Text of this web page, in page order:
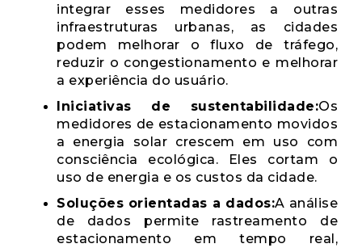
integrar esses medidores a outras
infraestruturas urbanas, as cidades
podem melhorar o fluxo de tráfego,
reduzir o congestionamento e melhorar
a experiência do usuário.
Iniciativas de sustentabilidade:Os
medidores de estacionamento movidos
a energia solar crescem em uso com
consciência ecológica. Eles cortam o
uso de energia e os custos da cidade.
Soluções orientadas a dados:A análise
de dados permite rastreamento de
estacionamento em tempo real,